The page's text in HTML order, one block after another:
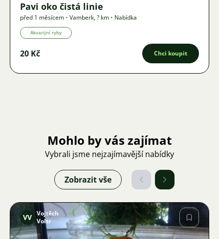
Pavi oko čistá linie
před 1 měsícem • Vamberk,? km • Nabídka
Akvarijní ryby
20 Kč Chci koupit
Mohlo by vás zajímat
Vybrali jsme nejzajímavější nabídky
Zobrazit vše
VV Vojtěch
Voltr